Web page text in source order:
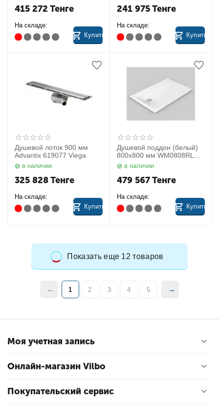
415 272 Тенге
На складе:
Купить
241 975Тенге
На складе:
Купить
Душевой лоток 900 мм
Advantix 619077 Viega
в наличии
325 828Тенге
На складе:
Купить
Душевой поддон (белый)
800х800 мм WM0808RL14
Vismara Vetro
в наличии
479 567Тенге
На складе:
Купить
Показать еще 12 товаров
1 2 3 4 5
Моя учетная запись
Онлайн-магазин Vilbo
Покупательский сервис